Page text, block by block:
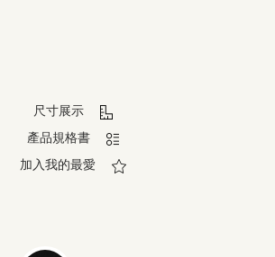
尺寸展示
產品規格書
加入我的最愛